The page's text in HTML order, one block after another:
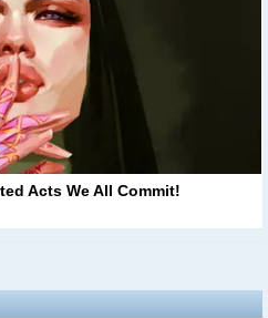
Acts We All Commit!